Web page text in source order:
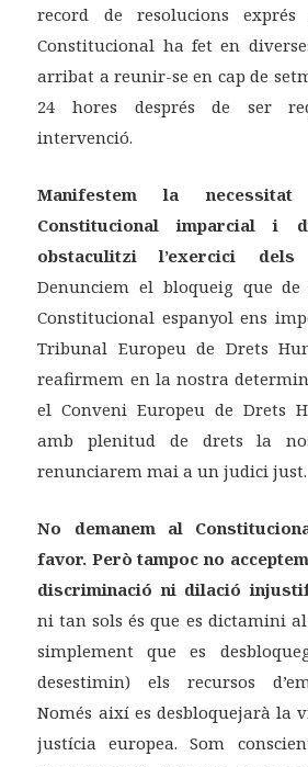
record de resolucions
Constitucional ha fet en
arribat a reunir-se en cap de
24 hores després de ser
intervenció.
Manifestem la necessitat
Constitucional imparcial i
obstaculitzi l’exercici
Denunciem el bloqueig que
Constitucional espanyol ens
Tribunal Europeu de Drets
reafirmem en la nostra
el Conveni Europeu de Drets
amb plenitud de drets la
renunciarem mai a un judici just.
No demanem al
favor. Però tampoc no
discriminació ni dilació
ni tan sols és que es dictamini
simplement que es
desestimin) els recursos
Només així es desbloquejarà la
justícia europea. Som